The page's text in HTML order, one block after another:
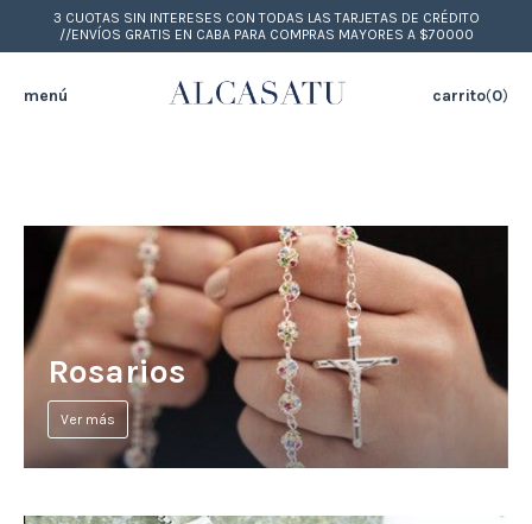
3 CUOTAS SIN INTERESES CON TODAS LAS TARJETAS DE CRÉDITO
//ENVÍOS GRATIS EN CABA PARA COMPRAS MAYORES A $70000
menú carrito(0)
Rosarios
Ver más